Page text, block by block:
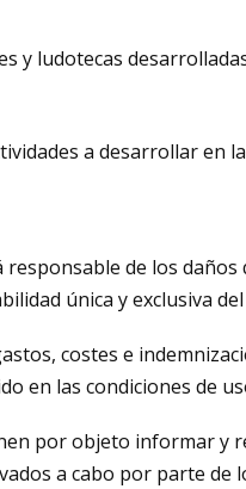
y ludotecas
a desarrollar en
responsable de los
única y exclusiva
costes e
en las condiciones de
por objeto informar y
a cabo por parte de